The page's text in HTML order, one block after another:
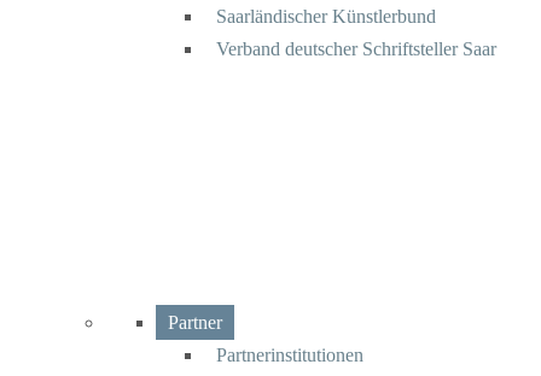
Saarländischer Künstlerbund
Verband deutscher Schriftsteller Saar
Partner
Partnerinstitutionen